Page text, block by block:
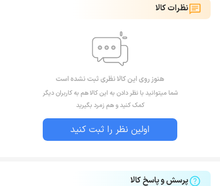
نظرات کالا
هنوز روی این کالا نظری ثبت نشده است
شما میتوانید با نظر دادن به این کالا هم به کاربران دیگر
کمک کنید و هم زمرد بگیرید
اولین نظر را ثبت کنید
پرسش و پاسخ کالا